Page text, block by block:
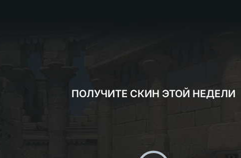
ПОЛУЧИТЕ СКИН ЭТОЙ НЕДЕЛИ